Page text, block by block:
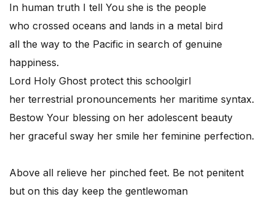
In human truth I tell You she is the people
who crossed oceans and lands in a metal bird
all the way to the Pacific in search of genuine
happiness.
Lord Holy Ghost protect this schoolgirl
her terrestrial pronouncements her maritime syntax.
Bestow Your blessing on her adolescent beauty
her graceful sway her smile her feminine perfection.
Above all relieve her pinched feet. Be not penitent
but on this day keep the gentlewoman